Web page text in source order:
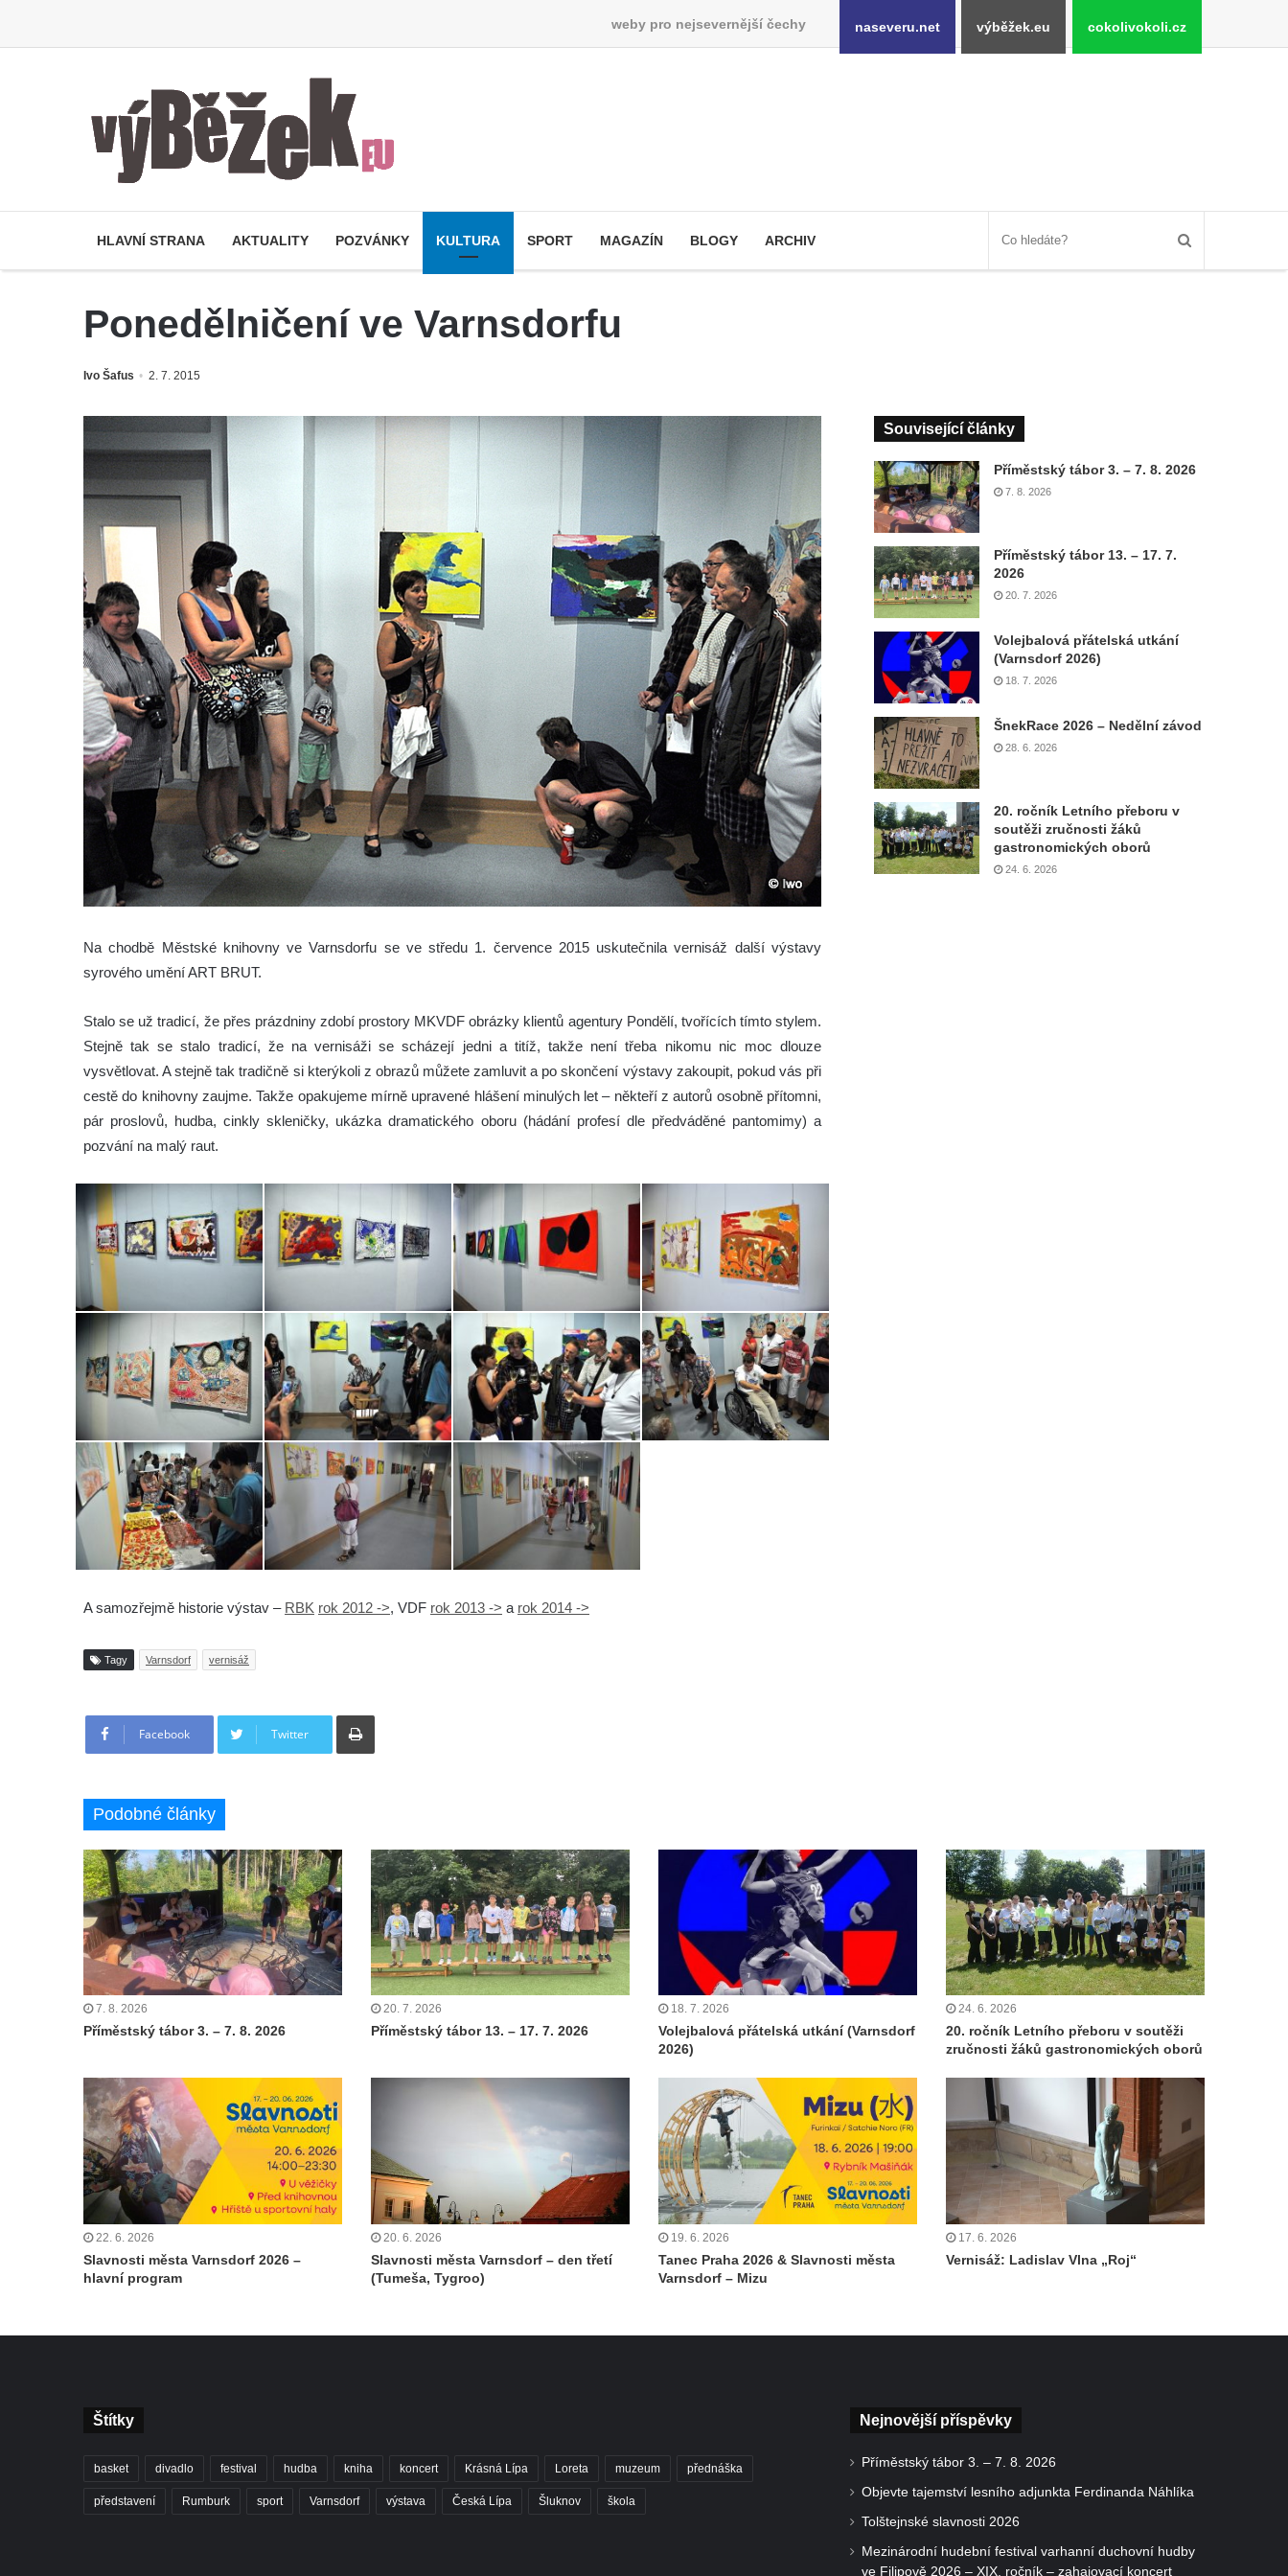
weby pro nejsevernější čechy naseveru.net výběžek.eu cokolivokoli.cz
HLAVNÍ STRANA AKTUALITY POZVÁNKY KULTURA SPORT MAGAZÍN BLOGY ARCHIV
Ponedělničení ve Varnsdorfu
Ivo Šafus 2. 7. 2015
Na chodbě Městské knihovny ve Varnsdorfu se ve středu 1. července 2015 uskutečnila vernisáž další výstavy
syrového umění ART BRUT.
Stalo se už tradicí, že přes prázdniny zdobí prostory MKVDF obrázky klientů agentury Pondělí, tvořících tímto stylem.
Stejně tak se stalo tradicí, že na vernisáži se scházejí jedni a titíž, takže není třeba nikomu nic moc dlouze
vysvětlovat. A stejně tak tradičně si kterýkoli z obrazů můžete zamluvit a po skončení výstavy zakoupit, pokud vás při
cestě do knihovny zaujme. Takže opakujeme mírně upravené hlášení minulých let – někteří z autorů osobně přítomni,
pár proslovů, hudba, cinkly skleničky, ukázka dramatického oboru (hádání profesí dle předváděné pantomimy) a
pozvání na malý raut.
A samozřejmě historie výstav – RBK rok 2012 ->, VDF rok 2013 -> a rok 2014 ->
Tagy Varnsdorf vernisáž
Facebook Twitter
Tisknout
Související články
Příměstský tábor 3. – 7. 8. 2026
7. 8. 2026
Příměstský tábor 13. – 17. 7.
2026
20. 7. 2026
Volejbalová přátelská utkání
(Varnsdorf 2026)
18. 7. 2026
ŠnekRace 2026 – Nedělní závod
28. 6. 2026
20. ročník Letního přeboru v
soutěži zručnosti žáků
gastronomických oborů
24. 6. 2026
Podobné články
7. 8. 2026
Příměstský tábor 3. – 7. 8. 2026
20. 7. 2026
Příměstský tábor 13. – 17. 7. 2026
18. 7. 2026
Volejbalová přátelská utkání (Varnsdorf
2026)
24. 6. 2026
20. ročník Letního přeboru v soutěži
zručnosti žáků gastronomických oborů
22. 6. 2026
Slavnosti města Varnsdorf 2026 –
hlavní program
20. 6. 2026
Slavnosti města Varnsdorf – den třetí
(Tumeša, Tygroo)
19. 6. 2026
Tanec Praha 2026 & Slavnosti města
Varnsdorf – Mizu
17. 6. 2026
Vernisáž: Ladislav Vlna „Roj“
Štítky
basket divadlo festival hudba kniha koncert Krásná Lípa Loreta muzeum přednáška
představení Rumburk sport Varnsdorf výstava Česká Lípa Šluknov škola
Nejnovější příspěvky
Příměstský tábor 3. – 7. 8. 2026
Objevte tajemství lesního adjunkta Ferdinanda Náhlíka
Tolštejnské slavnosti 2026
Mezinárodní hudební festival varhanní duchovní hudby
ve Filipově 2026 – XIX. ročník – zahajovací koncert